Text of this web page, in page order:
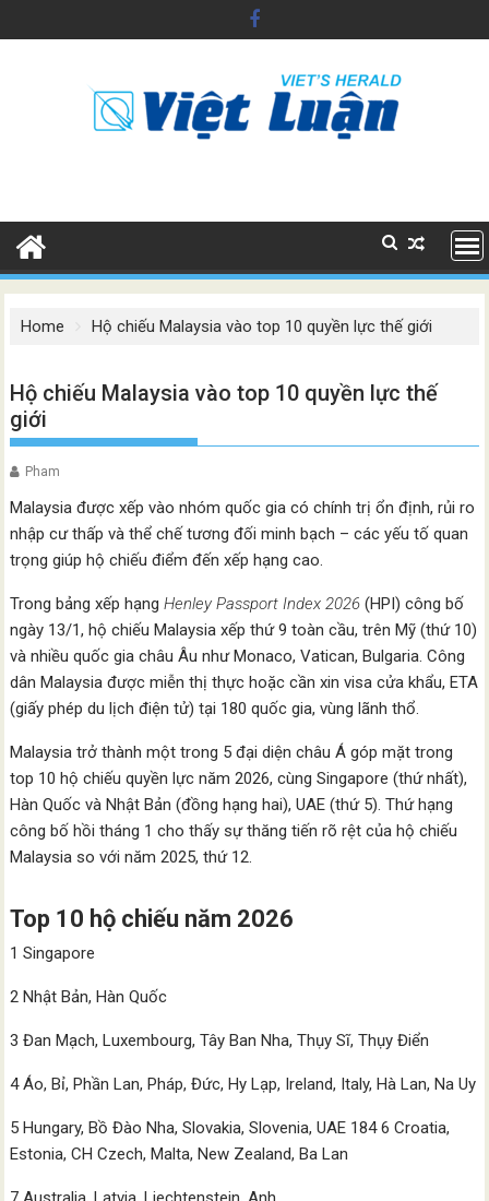
to
Home Hộ chiếu Malaysia vào top 10 quyền lực thế giới
Hộ chiếu Malaysia vào top 10 quyền lực thế
giới
Pham
Malaysia được xếp vào nhóm quốc gia có chính trị ổn định, rủi ro
nhập cư thấp và thể chế tương đối minh bạch – các yếu tố quan
trọng giúp hộ chiếu điểm đến xếp hạng cao.
Trong bảng xếp hạngHenley Passport Index 2026 (HPI) công bố
ngày 13/1, hộ chiếu Malaysia xếp thứ 9 toàn cầu, trên Mỹ (thứ 10)
và nhiều quốc gia châu Âu như Monaco, Vatican, Bulgaria. Công
dân Malaysia được miễn thị thực hoặc cần xin visa cửa khẩu, ETA
(giấy phép du lịch điện tử) tại 180 quốc gia, vùng lãnh thổ.
Malaysia trở thành một trong 5 đại diện châu Á góp mặt trong
top 10 hộ chiếu quyền lực năm 2026, cùng Singapore (thứ nhất),
Hàn Quốc và Nhật Bản (đồng hạng hai), UAE (thứ 5). Thứ hạng
công bố hồi tháng 1 cho thấy sự thăng tiến rõ rệt của hộ chiếu
Malaysia so với năm 2025, thứ 12.
Top 10 hộ chiếu năm 2026
1 Singapore
2 Nhật Bản, Hàn Quốc
3 Đan Mạch, Luxembourg, Tây Ban Nha, Thụy Sĩ, Thụy Điển
4 Áo, Bỉ, Phần Lan, Pháp, Đức, Hy Lạp, Ireland, Italy, Hà Lan, Na Uy
5 Hungary, Bồ Đào Nha, Slovakia, Slovenia, UAE 184 6 Croatia,
Estonia, CH Czech, Malta, New Zealand, Ba Lan